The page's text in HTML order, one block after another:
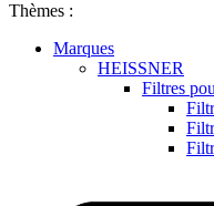
Thèmes :
Marques
HEISSNER
Filtres